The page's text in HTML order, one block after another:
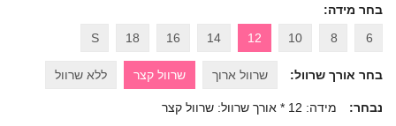
בחר מידה:
6
8
10
12
14
16
18
S
בחר אורך שרוול: שרוול ארוך שרוול קצר ללא שרוול
נבחר: מידה: 12 * אורך שרוול: שרוול קצר